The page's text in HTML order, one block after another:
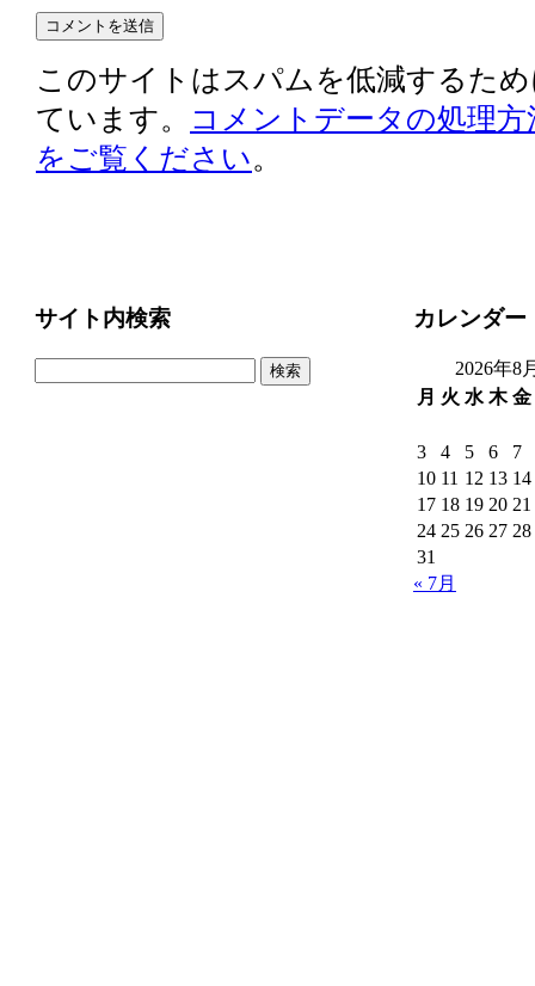
このサイトはスパムを低減するため
ています。
コメントデータの処理
をご覧ください。
サイト内検索 カレンダー
2026年8
月 火 水 木 金
3 4 5 6
7
10 11 12 13 14
17 18 19 20 21
24 25 26 27 28
31
« 7月